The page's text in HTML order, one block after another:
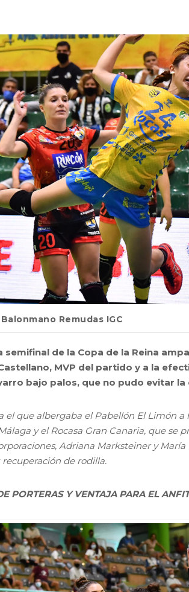
Balonmano Remudas IGC
semifinal de la Copa de la Reina
MVP del partido y a la
bajo palos, que no pudo evitar
el que albergaba el Pabellón El Limón a
y el Rocasa Gran Canaria, que se
Adriana Marksteiner y
recuperación de rodilla.
PORTERAS Y VENTAJA PARA EL